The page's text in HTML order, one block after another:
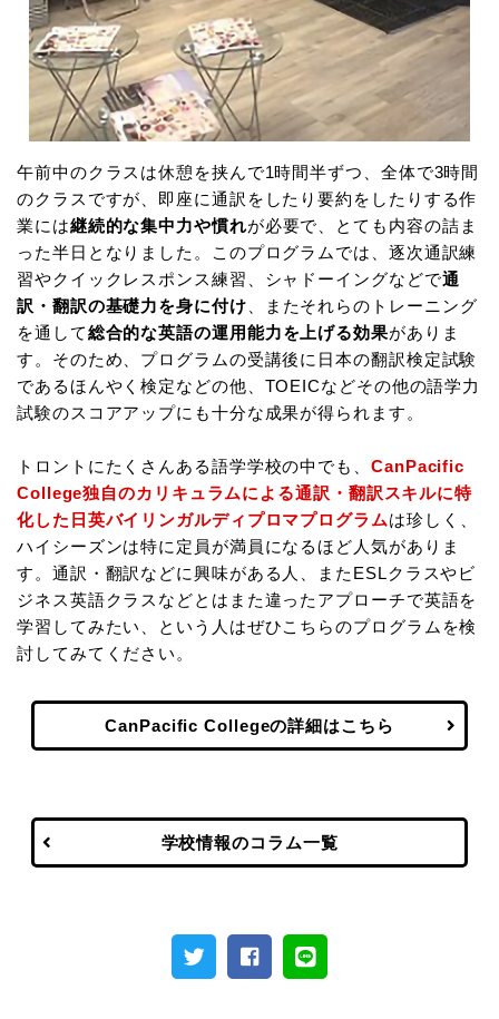
午前中のクラスは休憩を挟んで1時間半ずつ、全体で3時間
のクラスですが、即座に通訳をしたり要約をしたりする作
業には継続的な集中力や慣れが必要で、とても内容の詰ま
った半日となりました。このプログラムでは、逐次通訳練
習やクイックレスポンス練習、シャドーイングなどで通
訳・翻訳の基礎力を身に付け 、またそれらのトレーニング
を通して総合的な英語の運用能力を上げる効果がありま
す。そのため、プログラムの受講後に日本の翻訳検定試験
であるほんやく検定などの他、TOEICなどその他の語学力
試験のスコアアップにも十分な成果が得られます。
トロントにたくさんある語学学校の中でも、 CanPacific
College独自のカリキュラムによる通訳・翻訳スキルに特
化した日英バイリンガルディプロマプログラムは珍しく、
ハイシーズンは特に定員が満員になるほど人気がありま
す。通訳・翻訳などに興味がある人、またESLクラスやビ
ジネス英語クラスなどとはまた違ったアプローチで英語を
学習してみたい、という人はぜひこちらのプログラムを検
討してみてください。
CanPacific Collegeの詳細はこちら
学校情報のコラム一覧